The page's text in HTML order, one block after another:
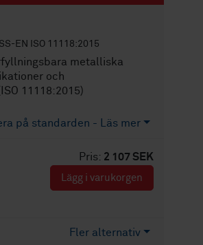
SS-EN ISO 11118:2015
metalliska
och
11118:2015)
på standarden - Läs mer
Pris: 2 107 SEK
Lägg i varukorgen
Fler alternativ